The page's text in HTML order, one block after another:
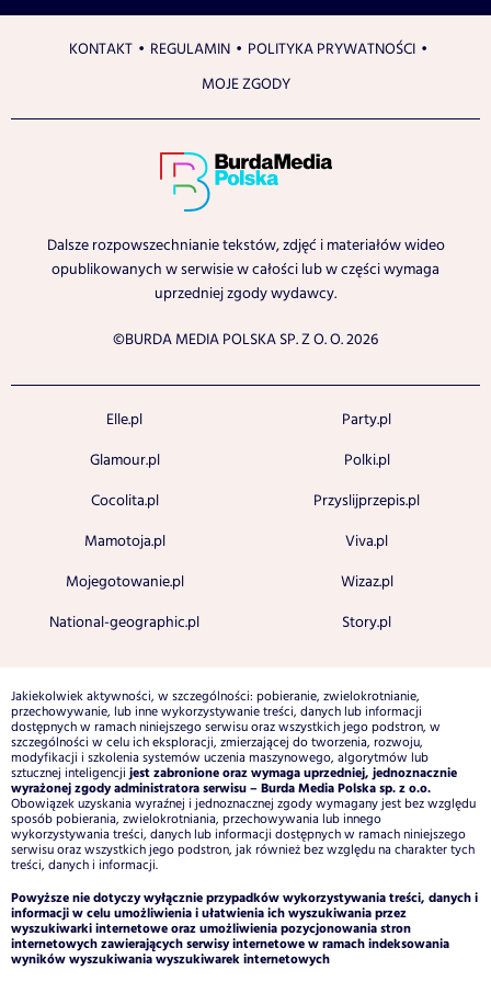
KONTAKT REGULAMIN
POLITYKA PRYWATNOŚCI
MOJE ZGODY
Dalsze rozpowszechnianie tekstów, zdjęć i materiałów wideo
opublikowanych w serwisie w całości lub w części wymaga
uprzedniej zgody wydawcy.
©BURDA MEDIA POLSKA SP. Z O. O. 2026
Elle.pl
Glamour.pl
Cocolita.pl
Mamotoja.pl
Mojegotowanie.pl
National-geographic.pl
Party.pl
Polki.pl
Przyslijprzepis.pl
Viva.pl
Wizaz.pl
Story.pl
Jakiekolwiek aktywności, w szczególności: pobieranie, zwielokrotnianie,
przechowywanie, lub inne wykorzystywanie treści, danych lub informacji
dostępnych w ramach niniejszego serwisu oraz wszystkich jego podstron, w
szczególności w celu ich eksploracji, zmierzającej do tworzenia, rozwoju,
modyfikacji i szkolenia systemów uczenia maszynowego, algorytmów lub
sztucznej inteligencji jest zabronione oraz wymaga uprzedniej, jednoznacznie
wyrażonej zgody administratora serwisu – Burda Media Polska sp. z o.o.
Obowiązek uzyskania wyraźnej i jednoznacznej zgody wymagany jest bez względu
sposób pobierania, zwielokrotniania, przechowywania lub innego
wykorzystywania treści, danych lub informacji dostępnych w ramach niniejszego
serwisu oraz wszystkich jego podstron, jak również bez względu na charakter tych
treści, danych i informacji.
Powyższe nie dotyczy wyłącznie przypadków wykorzystywania treści, danych i
informacji w celu umożliwienia i ułatwienia ich wyszukiwania przez
wyszukiwarki internetowe oraz umożliwienia pozycjonowania stron
internetowych zawierających serwisy internetowe w ramach indeksowania
wyników wyszukiwania wyszukiwarek internetowych